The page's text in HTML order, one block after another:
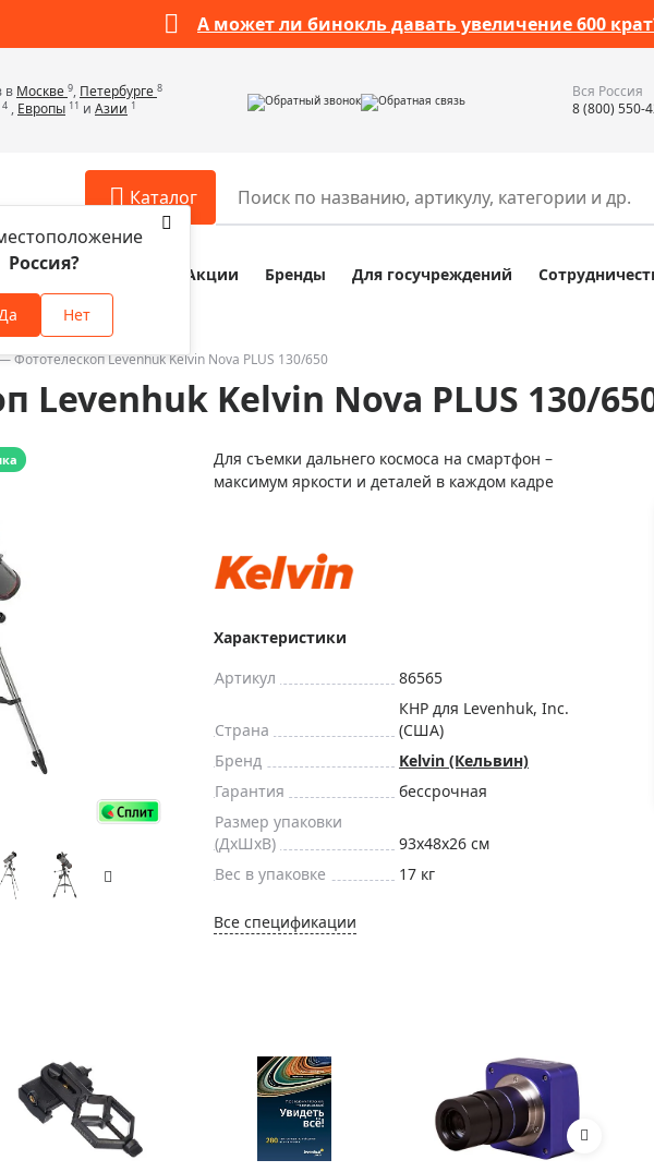
А может ли бинокль давать увеличение 600
в Москве 9, Петербурге 8
4 , Европы 11 и Азии 1 Обратный звонок Обратная связь
Вся Россия
8 (800) 550-
Каталог
Аксессуары для микроскопов
Аксессуары для зрительных труб
Аксессуары для луп
Аксессуары для приборов ночного
Распродажа оптики по специальным
Распродажа выставочных образцов
Разное
Наборы исследователя
Глобусы
Глобусы интерактивные
Фонари
Элементы питания, карты
Фотоловушки
Россия?
Нет
Оплата и доставка Акции Бренды Для госучреждений
Фототелескоп Levenhuk Kelvin Nova PLUS 130/650
Levenhuk Kelvin Nova PLUS 130/
Для съемки дальнего космоса на смартфон –
максимум яркости и деталей в каждом кадре
Характеристики
Артикул
86565
Страна
КНР для Levenhuk, Inc.
(США)
Бренд
Kelvin (Кельвин)
Гарантия
бессрочная
Размер упаковки
(ДxШxВ)
93x48x26 см
Вес в упаковке
17 кг
Все спецификации